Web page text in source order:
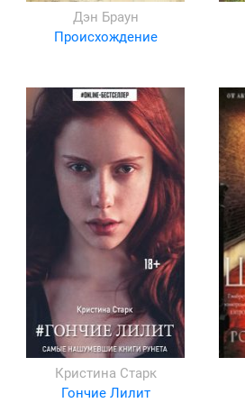
Дэн Браун
Происхождение
Кристина Старк
Гончие Лилит